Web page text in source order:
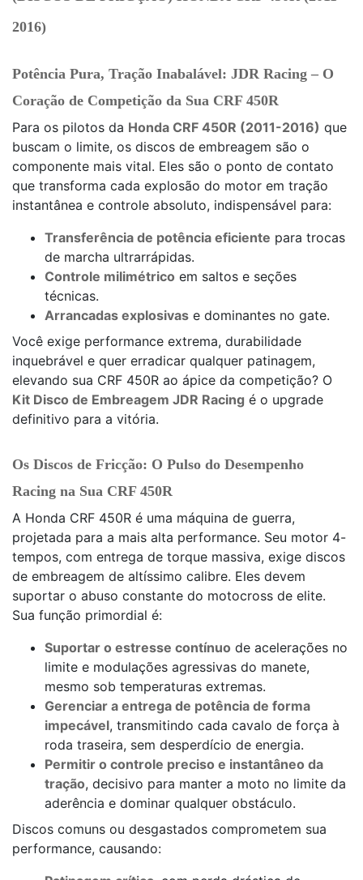
2016)
Potência Pura, Tração Inabalável: JDR Racing – O
Coração de Competição da Sua CRF 450R
Para os pilotos da Honda CRF 450R (2011-2016) que
buscam o limite, os discos de embreagem são o
componente mais vital. Eles são o ponto de contato
que transforma cada explosão do motor em tração
instantânea e controle absoluto, indispensável para:
Transferência de potência eficiente para trocas
de marcha ultrarrápidas.
Controle milimétrico em saltos e seções
técnicas.
Arrancadas explosivas e dominantes no gate.
Você exige performance extrema, durabilidade
inquebrável e quer erradicar qualquer patinagem,
elevando sua CRF 450R ao ápice da competição? O
Kit Disco de Embreagem JDR Racing é o upgrade
definitivo para a vitória.
Os Discos de Fricção: O Pulso do Desempenho
Racing na Sua CRF 450R
A Honda CRF 450R é uma máquina de guerra,
projetada para a mais alta performance. Seu motor 4-
tempos, com entrega de torque massiva, exige discos
de embreagem de altíssimo calibre. Eles devem
suportar o abuso constante do motocross de elite.
Sua função primordial é:
Suportar o estresse contínuo de acelerações no
limite e modulações agressivas do manete,
mesmo sob temperaturas extremas.
Gerenciar a entrega de potência de forma
impecável, transmitindo cada cavalo de força à
roda traseira, sem desperdício de energia.
Permitir o controle preciso e instantâneo da
tração, decisivo para manter a moto no limite da
aderência e dominar qualquer obstáculo.
Discos comuns ou desgastados comprometem sua
performance, causando: